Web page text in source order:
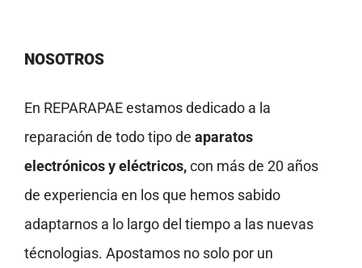
NOSOTROS
En REPARAPAE estamos dedicado a la
reparación de todo tipo de aparatos
electrónicos y eléctricos,con más de 20 años
de experiencia en los que hemos sabido
adaptarnos a lo largo del tiempo a las nuevas
técnologias. Apostamos no solo por un